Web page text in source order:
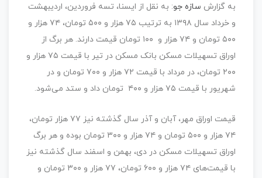
به گزارش سازه جو: به نقل از ایسنا، تسه فروردین، اردیبهشت
و خرداد سال ۱۳۹۸ به ترتیب ۷۵ هزار و ۵۰۰ تومان، ۷۴ هزار و
۵۰۰ تومان و ۷۴ هزار و ۱۰۰ تومان قیمت دارند. هر برگ از
اوراق تسهیلات مسکن بانک مسکن در تیر با قیمت ۷۵ هزار و
۲۰۰ تومان، در مرداد با قیمت ۷۲ هزار و ۷۰۰ تومان و در
شهریور با قیمت ۷۵ هزار و ۴۰۰ تومان داد و ستد می‌شود.
قیمت اوراق مهر، آبان و آذر سال گذشته نیز ۷۷ هزار تومان،
۷۴ هزار و ۵۰۰ تومان و ۷۴ هزار و ۳۰۰ تومان بوده و هر برگ
اوراق تسهیلات مسکن در دی، بهمن و اسفند سال گذشته نیز
با قیمت‌های ۷۴ هزار و ۶۰۰ تومان، ۷۷ هزار و ۳۰۰ تومان و